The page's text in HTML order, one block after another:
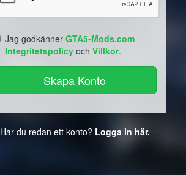
Jag godkänner GTA5-Mods.com
Integritetspolicy och Villkor.
Har du redan ett konto? Logga in här.